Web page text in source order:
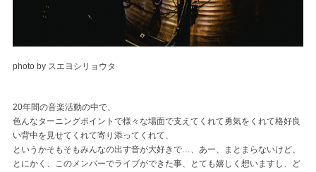
photo by スエヨシリョウタ
20年間の音楽活動の中で、
色んなターニングポイントで様々な場面で支えてくれて勇気をくれて格好良
い背中を見せてくれて寄り添ってくれて、
というかそもそもみんなの出す音が大好きで…、あー、まとまらないけど、
とにかく、このメンバーでライブができた事、とても嬉しく想いますし、ど